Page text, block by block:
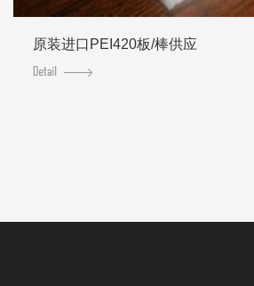
原装进口PEI420板/棒供应